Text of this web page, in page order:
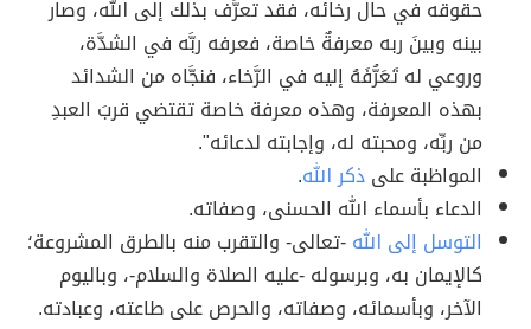
حقوقه في حال رخائه، فقد تعرَّف بذلك إلى الله، وصار
بينه وبينَ ربه معرفةٌ خاصة، فعرفه ربَّه في الشدَّة،
وروعي له تَعَرُّفَهُ إليه في الرَّخاء، فنجَّاه من الشدائد
بهذه المعرفة، وهذه معرفة خاصة تقتضي قربَ العبدِ
من ربِّه، ومحبته له، وإجابته لدعائه".
المواظبة علىذكر الله.
الدعاء بأسماء الله الحسنى، وصفاته.
التوسل إلى الله-تعالى- والتقرب منه بالطرق المشروعة؛
كالإيمان به، وبرسوله -عليه الصلاة والسلام-، وباليوم
الآخر، وبأسمائه، وصفاته، والحرص على طاعته، وعبادته.